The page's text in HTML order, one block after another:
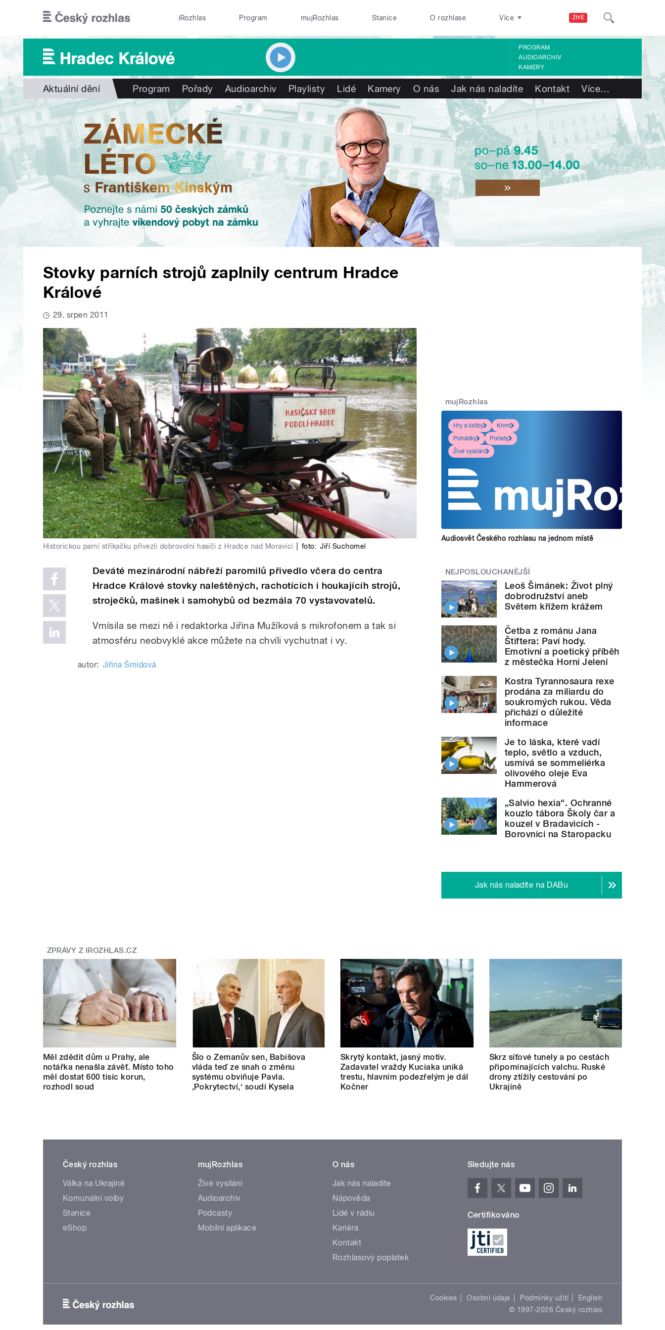
ŽIVĚ
iRozhlas Program mujRozhlas Stanice O rozhlase Více
PROGRAM
AUDIOARCHIV
KAMERY
Aktuální dění Program Pořady Audioarchiv Playlisty Lidé Kamery O nás Jak nás naladíte Kontakt Více…
Stovky parních strojů zaplnily centrum Hradce
Králové
29. srpen 2011
Historickou parní stříkačku přivezli dobrovolní hasiči z Hradce nad Moravicí foto: Jiří Suchomel
Deváté mezinárodní nábřeží paromilů přivedlo včera do centra
Hradce Králové stovky naleštěných, rachotících i houkajícíh strojů,
stroječků, mašinek i samohybů od bezmála 70 vystavovatelů.
Vmísila se mezi ně i redaktorka Jiřina Mužíková s mikrofonem a tak si
atmosféru neobvyklé akce můžete na chvíli vychutnat i vy.
autor: Jiřina Šmídová
mujRozhlas
Hry a četby
Krimi
Pohádky
Pořady
Živé vysílání
Audiosvět Českého rozhlasu na jednom místě
NEJPOSLOUCHANĚJŠÍ
Leoš Šimánek: Život plný
dobrodružství aneb
Světem křížem krážem
Četba z románu Jana
Štiftera: Paví hody.
Emotivní a poetický příběh
z městečka Horní Jelení
Kostra Tyrannosaura rexe
prodána za miliardu do
soukromých rukou. Věda
přichází o důležité
informace
Je to láska, které vadí
teplo, světlo a vzduch,
usmívá se sommeliérka
olivového oleje Eva
Hammerová
„Salvio hexia“. Ochranné
kouzlo tábora Školy čar a
kouzel v Bradavicích -
Borovnici na Staropacku
Jak nás naladíte na DABu
ZPRÁVY Z IROZHLAS.CZ
Měl zdědit dům u Prahy, ale
notářka nenašla závěť. Místo toho
měl dostat 600 tisíc korun,
rozhodl soud
Šlo o Zemanův sen, Babišova
vláda teď ze snah o změnu
systému obviňuje Pavla.
‚Pokrytectví,‘ soudí Kysela
Skrytý kontakt, jasný motiv.
Zadavatel vraždy Kuciaka uniká
trestu, hlavním podezřelým je dál
Kočner
Skrz síťové tunely a po cestách
připomínajících valchu. Ruské
drony ztížily cestování po
Ukrajině
Český rozhlas
Válka na Ukrajině
Komunální volby
Stanice
eShop
mujRozhlas
Živé vysílání
Audioarchiv
Podcasty
Mobilní aplikace
O nás
Jak nás naladíte
Nápověda
Lidé v rádiu
Kariéra
Kontakt
Rozhlasový poplatek
Sledujte nás
Certifikováno
Cookies Osobní údaje Podmínky užití
English
© 1997-2026 Český rozhlas